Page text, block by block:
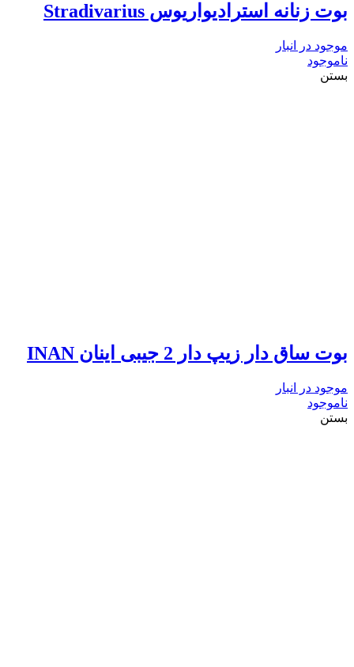
بوت زنانه استرادیواریوس Stradivarius
موجود در انبار
ناموجود
بستن
بوت ساق دار زیپ دار 2 جیبی اینان INAN
موجود در انبار
ناموجود
بستن